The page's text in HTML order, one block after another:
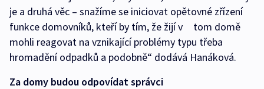
je a druhá věc – snažíme se iniciovat opětovné zřízení
funkce domovníků, kteří by tím, že žijí v tom domě
mohli reagovat na vznikající problémy typu třeba
hromadění odpadků a podobně“ dodává Hanáková.
Za domy budou odpovídat správci